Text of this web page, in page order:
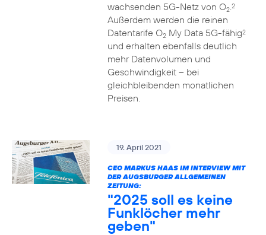
wachsenden 5G-Netz von O2.2
Außerdem werden die reinen
Datentarife O2My Data 5G-fähig2
und erhalten ebenfalls deutlich
mehr Datenvolumen und
Geschwindigkeit – bei
gleichbleibenden monatlichen
Preisen.
19. April 2021
CEO MARKUS HAAS IM INTERVIEW MIT
DER AUGSBURGER ALLGEMEINEN
ZEITUNG:
"2025 soll es keine
Funklöcher mehr
geben"